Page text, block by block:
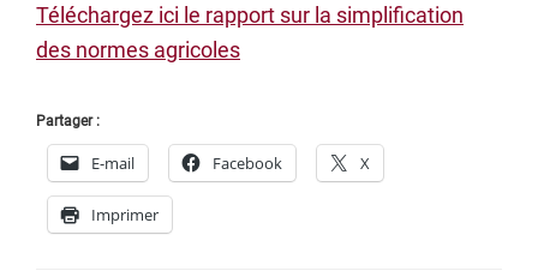
Téléchargez ici le rapport sur la simplification
des normes agricoles
Partager :
E-mail Facebook X
Imprimer